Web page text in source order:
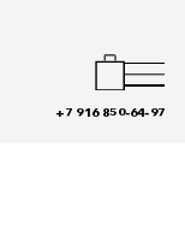
+7 916 850-64-97